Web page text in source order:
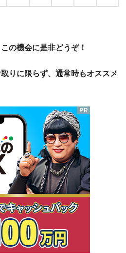
の機会に是非どうぞ！
りに限らず、通常時もオススメ